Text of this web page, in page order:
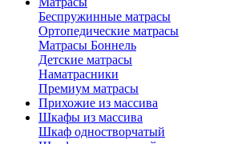
Беспружинные матрасы
Ортопедические матрасы
Матрасы Боннель
Детские матрасы
Наматрасники
Премиум матрасы
Прихожие из массива
Шкафы из массива
Шкаф одностворчатый